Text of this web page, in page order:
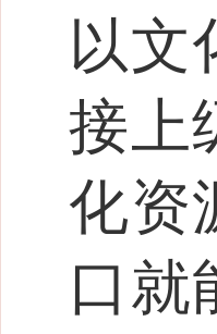
以文
接上
化资
口就